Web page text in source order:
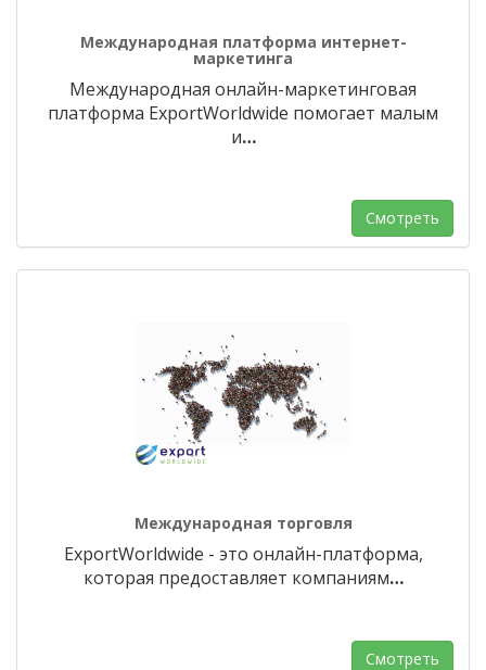
Международная платформа интернет-
маркетинга
Международная онлайн-маркетинговая
платформа ExportWorldwide помогает малым
и…
Смотреть
Международная торговля
ExportWorldwide - это онлайн-платформа,
которая предоставляет компаниям…
Смотреть